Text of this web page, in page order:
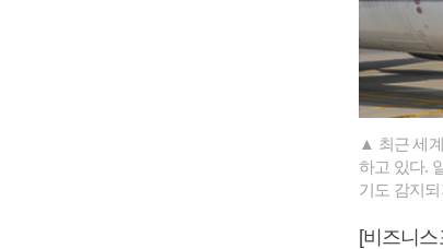
▲ 최근 세
하고 있다.
기도 감지
[비즈니